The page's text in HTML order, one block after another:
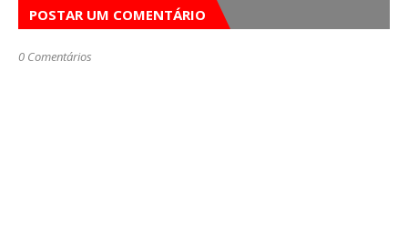
POSTAR UM COMENTÁRIO
0 Comentários